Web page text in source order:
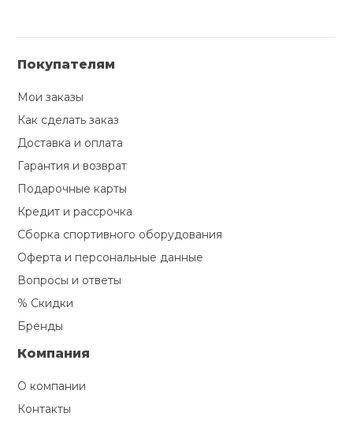
Покупателям
Мои заказы
Как сделать заказ
Доставка и оплата
Гарантия и возврат
Подарочные карты
Кредит и рассрочка
Сборка спортивного оборудования
Оферта и персональные данные
Вопросы и ответы
% Скидки
Бренды
Компания
О компании
Контакты